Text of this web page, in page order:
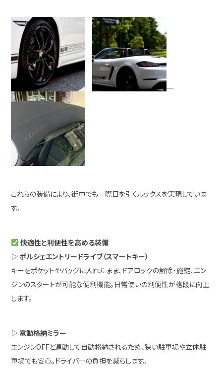
これらの装備により、街中でも一際目を引くルックスを実現していま
す。
快適性と利便性を高める装備
▷ ポルシェエントリードライブ（スマートキー）
キーをポケットやバッグに入れたまま、ドアロックの解除・施錠、エン
ジンのスタートが可能な便利機能。日常使いの利便性が格段に向上
します。
▷ 電動格納ミラー
エンジンOFFと連動して自動格納されるため、狭い駐車場や立体駐
車場でも安心。ドライバーの負担を減らします。